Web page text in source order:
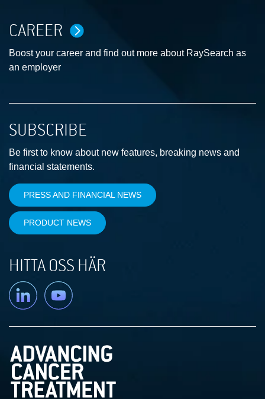
CAREER
Boost your career and find out more about RaySearch as
an employer
SUBSCRIBE
Be first to know about new features, breaking news and
financial statements.
PRESS AND FINANCIAL NEWS
PRODUCT NEWS
HITTA OSS HÄR
Linkedin YouTube